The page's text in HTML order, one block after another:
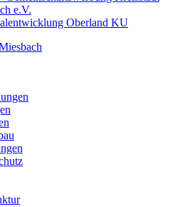
e.V.
Oberland KU